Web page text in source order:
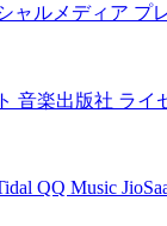
ャルメディア プ
音楽出版社 ライ
QQ Music